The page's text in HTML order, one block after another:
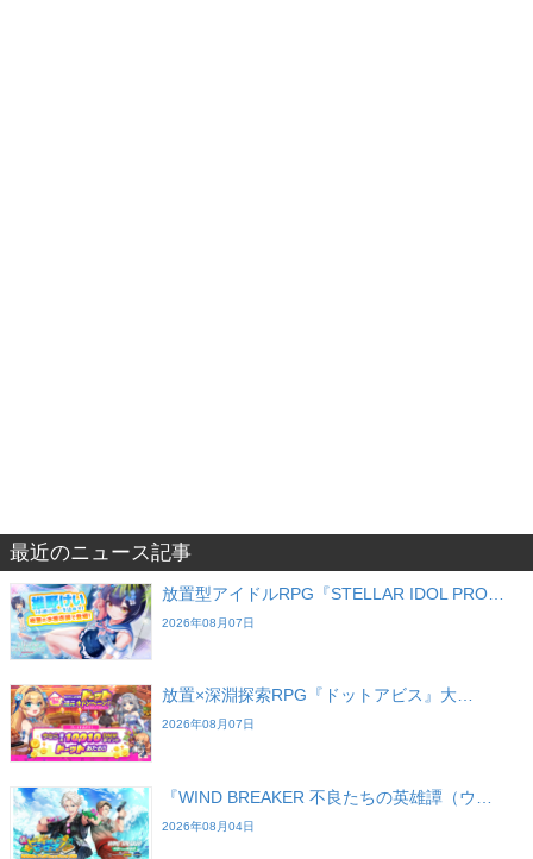
最近のニュース記事
放置型アイドルRPG『STELLAR IDOL PRO…
2026年08月07日
放置×深淵探索RPG『ドットアビス』大…
2026年08月07日
『WIND BREAKER 不良たちの英雄譚（ウ…
2026年08月04日